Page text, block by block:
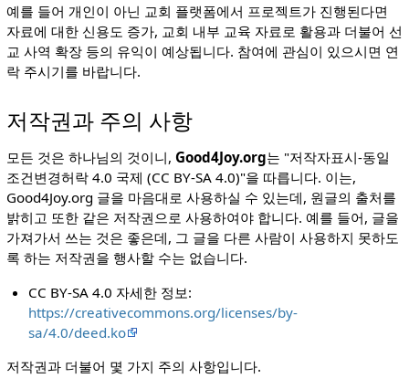
예를 들어 개인이 아닌 교회 플랫폼에서 프로젝트가 진행된다면
자료에 대한 신용도 증가, 교회 내부 교육 자료로 활용과 더불어 선
교 사역 확장 등의 유익이 예상됩니다. 참여에 관심이 있으시면 연
락 주시기를 바랍니다.
저작권과 주의 사항
모든 것은 하나님의 것이니, Good4Joy.org는 "저작자표시-동일
조건변경허락 4.0 국제 (CC BY-SA 4.0)"을 따릅니다. 이는,
Good4Joy.org 글을 마음대로 사용하실 수 있는데, 원글의 출처를
밝히고 또한 같은 저작권으로 사용하여야 합니다. 예를 들어, 글을
가져가서 쓰는 것은 좋은데, 그 글을 다른 사람이 사용하지 못하도
록 하는 저작권을 행사할 수는 없습니다.
CC BY-SA 4.0 자세한 정보:
https://creativecommons.org/licenses/by-
sa/4.0/deed.ko
저작권과 더불어 몇 가지 주의 사항입니다.